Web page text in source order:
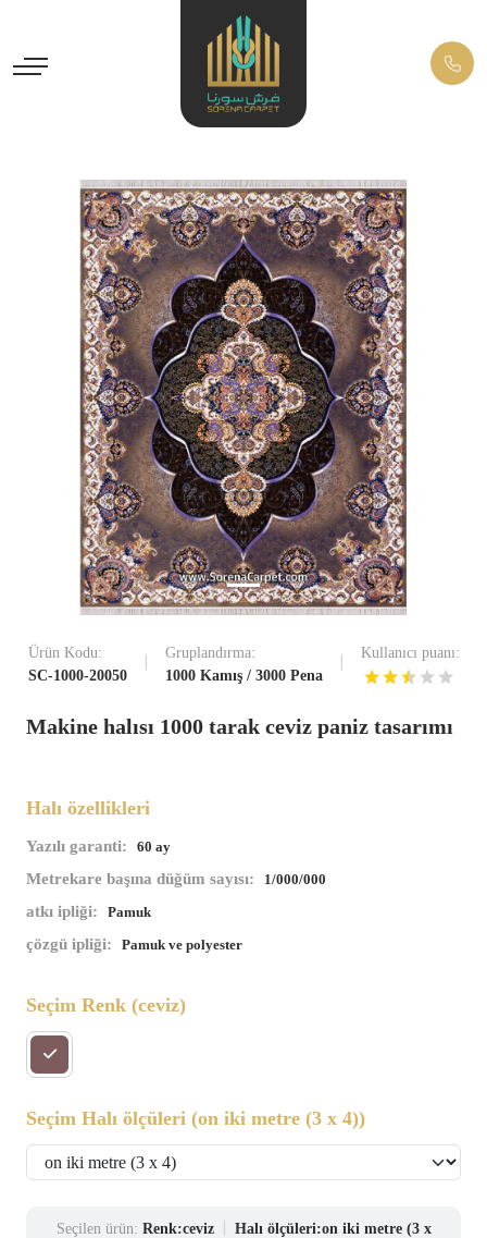
Previous
Ürün Kodu:
SC-1000-20050
Gruplandırma:
1000 Kamış / 3000 Pena
Kullanıcı puanı:
Makine halısı 1000 tarak ceviz paniz tasarımı
Halı özellikleri
Yazılı garanti: 60 ay
Metrekare başına düğüm sayısı: 1/000/000
atkı ipliği: Pamuk
çözgü ipliği: Pamuk ve polyester
Seçim Renk (ceviz)
Seçim Halı ölçüleri (on iki metre (3 x 4))
Seçilen ürün: Renk:ceviz
Halı ölçüleri:on iki metre (3 x